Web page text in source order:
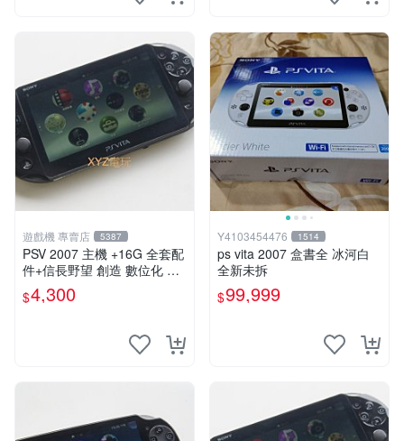
遊戲機 專賣店 5387
PSV 2007 主機 +16G 全套配
件+信長野望 創造 數位化 保
修一年 品質有保障
$4,300
Y4103454476 1514
ps vita 2007 盒書全 冰河白
全新未拆
$99,999